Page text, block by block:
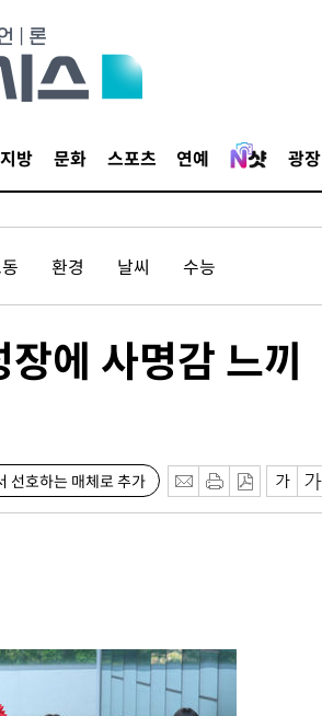
지방 문화 스포츠 연예 광장
환경 날씨 수능
에 사명감 느끼
선호하는 매체로 추가